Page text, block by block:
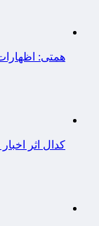
همتی:
کدال اثر